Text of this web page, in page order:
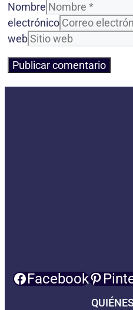
Nombre
electrónico
web
Facebook